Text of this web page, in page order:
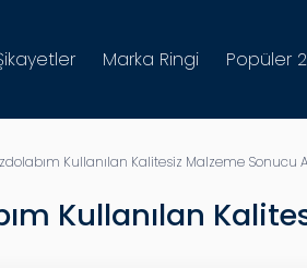
Marka Ringi Popüler
Kullanılan Kalitesiz Malzeme Sonucu
Kullanılan